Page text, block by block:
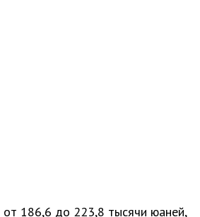
186,6 до 223,8 тысячи юаней,